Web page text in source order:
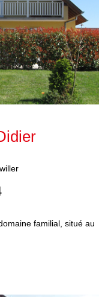
familial, situé au